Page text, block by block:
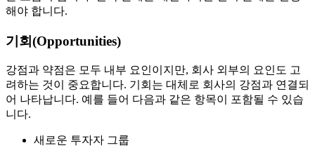
해야 합니다.
기회(Opportunities)
강점과 약점은 모두 내부 요인이지만, 회사 외부의 요인도 고
려하는 것이 중요합니다. 기회는 대체로 회사의 강점과 연결되
어 나타납니다. 예를 들어 다음과 같은 항목이 포함될 수 있습
니다.
새로운 투자자 그룹